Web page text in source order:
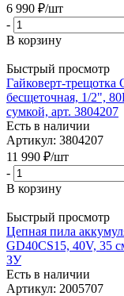
6 990 ₽/шт
-
В корзину
Быстрый просмотр
Гайковерт-трещотка
бесщеточная, 1/2",
сумкой, арт. 3804207
Есть в наличии
Артикул: 3804207
11 990 ₽/шт
-
В корзину
Быстрый просмотр
Цепная пила
GD40CS15, 40V, 35
ЗУ
Есть в наличии
Артикул: 2005707